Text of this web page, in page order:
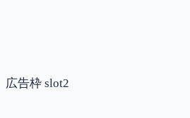
広告枠 slot2